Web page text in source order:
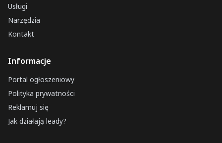
Usługi
Narzędzia
Kontakt
Informacje
Portal ogłoszeniowy
Polityka prywatności
Reklamuj się
Jak działają leady?